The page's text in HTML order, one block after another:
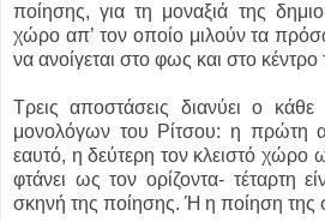
ποίησης, για τη μοναξιά της
χώρο απ’ τον οποίο μιλούν τα
να ανοίγεται στο φως και στο
Τρεις αποστάσεις διανύει ο
μονολόγων του Ρίτσου: η πρώτη
εαυτό, η δεύτερη τον κλειστό χώρο
φτάνει ως τον ορίζοντα- τέταρτη
σκηνή της ποίησης. Ή η ποίηση της